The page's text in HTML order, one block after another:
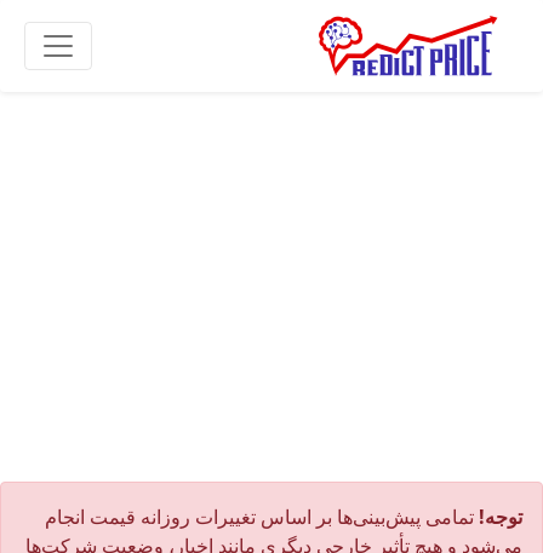
توجه! تمامی پیش‌بینی‌ها بر اساس تغییرات روزانه قیمت انجام
می‌شود و هیچ تأثیر خارجی دیگری مانند اخبار، وضعیت شرکت‌ها